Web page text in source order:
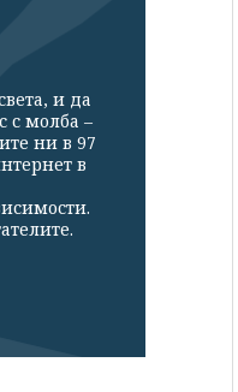
и да
с молба –
ни в 97
в